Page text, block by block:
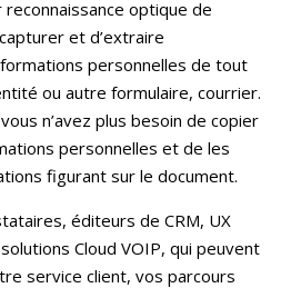
reconnaissance optique de
et d’extraire
personnelles de tout
ou autre formulaire, courrier.
n’avez plus besoin de copier
personnelles et de les
figurant sur le document.
éditeurs de CRM, UX
Cloud VOIP, qui peuvent
service client, vos parcours